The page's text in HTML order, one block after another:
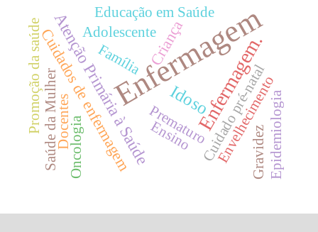
Enfermagem
Enfermagem.
Idoso
Atenção Primária à Saúde
Cuidados de enfermagem Criança
Cuidado pré-natal
Educação em Saúde
Envelhecimento
Adolescente
Família
Ensino Epidemiologia
Promoção da saúdeSaúde da Mulher Oncologia
Docentes Prematuro Gravidez